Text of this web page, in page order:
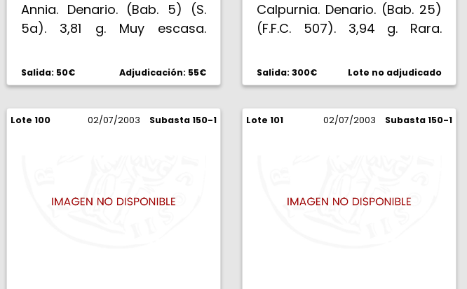
Annia. Denario. (Bab. 5) (S.
5a). 3,81 g. Muy escasa.
Salida: 50€ Adjudicación: 55€
Calpurnia. Denario. (Bab. 25)
(F.F.C. 507). 3,94 g. Rara.
Salida: 300€ Lote no adjudicado
Lote 100 02/07/2003 Subasta 150-1 Lote 101 02/07/2003 Subasta 150-1